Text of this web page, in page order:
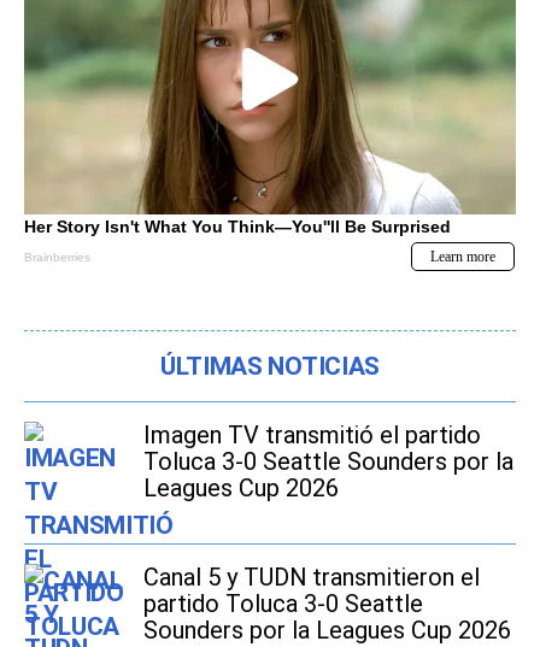
ÚLTIMAS NOTICIAS
Imagen TV transmitió el partido
Toluca 3-0 Seattle Sounders por la
Leagues Cup 2026
Canal 5 y TUDN transmitieron el
partido Toluca 3-0 Seattle
Sounders por la Leagues Cup 2026